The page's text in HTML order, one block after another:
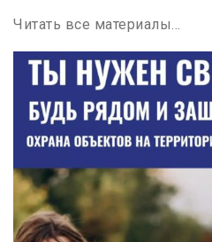
Читать все материалы…